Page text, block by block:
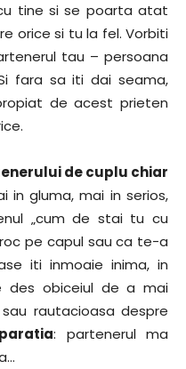
tine si se poarta atat
orice si tu la fel. Vorbiti
tau – persoana
fara sa iti dai seama,
de acest prieten
de cuplu chiar
in gluma, mai in serios,
„cum de stai tu cu
pe capul sau ca te-a
iti inmoaie inima, in
des obiceiul de a mai
rautacioasa despre
: partenerul ma